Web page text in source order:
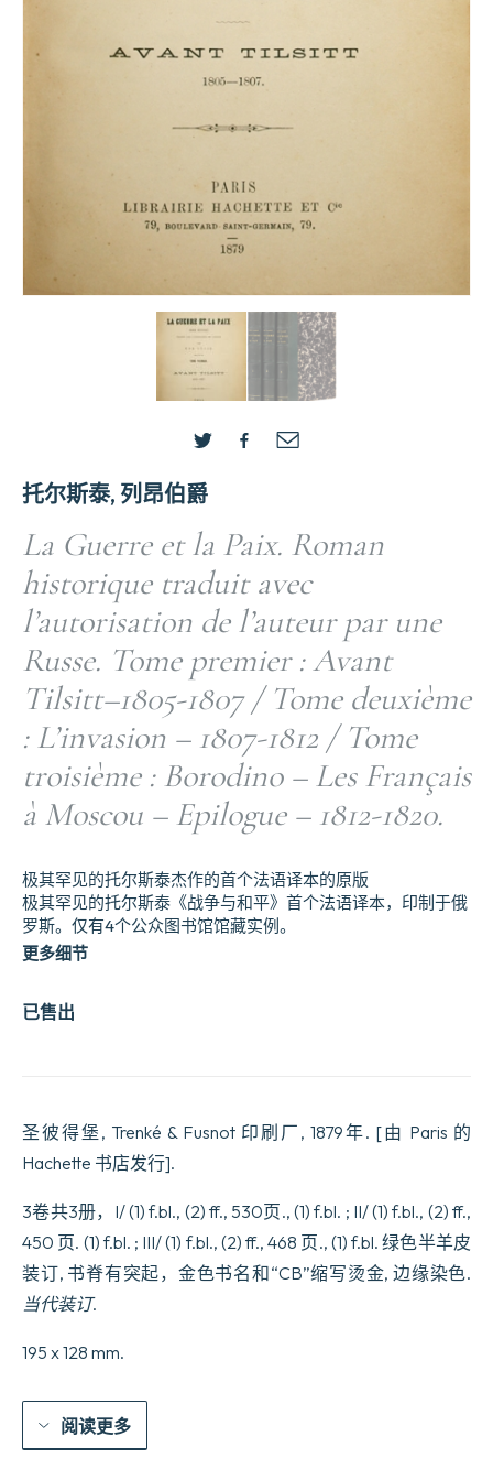
托尔斯泰, 列昂伯爵
La Guerre et la Paix. Roman
historique traduit avec
l’autorisation de l’auteur par une
Russe. Tome premier : Avant
Tilsitt–1805-1807 / Tome deuxième
: L’invasion – 1807-1812 / Tome
troisième : Borodino – Les Français
à Moscou – Epilogue – 1812-1820.
已售出
极其罕见的托尔斯泰杰作的首个法语译本的原版
极其罕见的托尔斯泰《战争与和平》首个法语译本，印制于俄
罗斯。仅有4个公众图书馆馆藏实例。
更多细节
圣彼得堡, Trenké & Fusnot 印刷厂, 1879年. [由 Paris 的
Hachette 书店发行].
3卷共3册，I/ (1) f.bl., (2) ff., 530页., (1) f.bl. ; II/ (1) f.bl., (2) ff.,
450 页. (1) f.bl. ; III/ (1) f.bl., (2) ff., 468 页., (1) f.bl. 绿色半羊皮
装订, 书脊有突起，金色书名和“CB”缩写烫金, 边缘染色.
当代装订.
195 x 128 mm.
阅读更多